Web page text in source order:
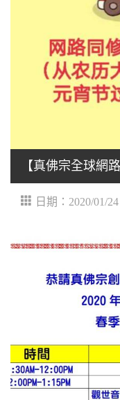
【真佛宗全球網
日期：2020/01/24